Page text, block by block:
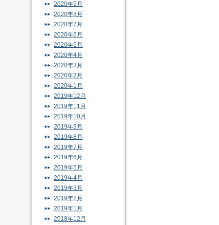
2020年9月
2020年8月
2020年7月
2020年6月
2020年5月
2020年4月
2020年3月
2020年2月
2020年1月
2019年12月
2019年11月
2019年10月
2019年9月
2019年8月
2019年7月
2019年6月
2019年5月
2019年4月
2019年3月
2019年2月
2019年1月
2018年12月